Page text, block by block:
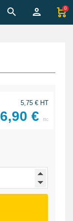
0
5,75 € HT
6,90 € ttc